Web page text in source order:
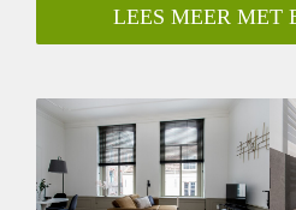
2. YOU ARE DUTCH, DO
AND NEED temporary
Hertogenbosch!
Welcome to this beautiful
the heart of 's-Hertogenbosch
This brand-new, renovated
LEES MEER MET